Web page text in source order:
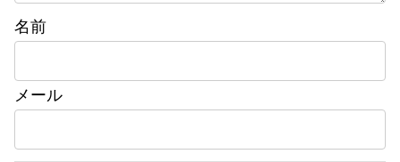
名前
メール